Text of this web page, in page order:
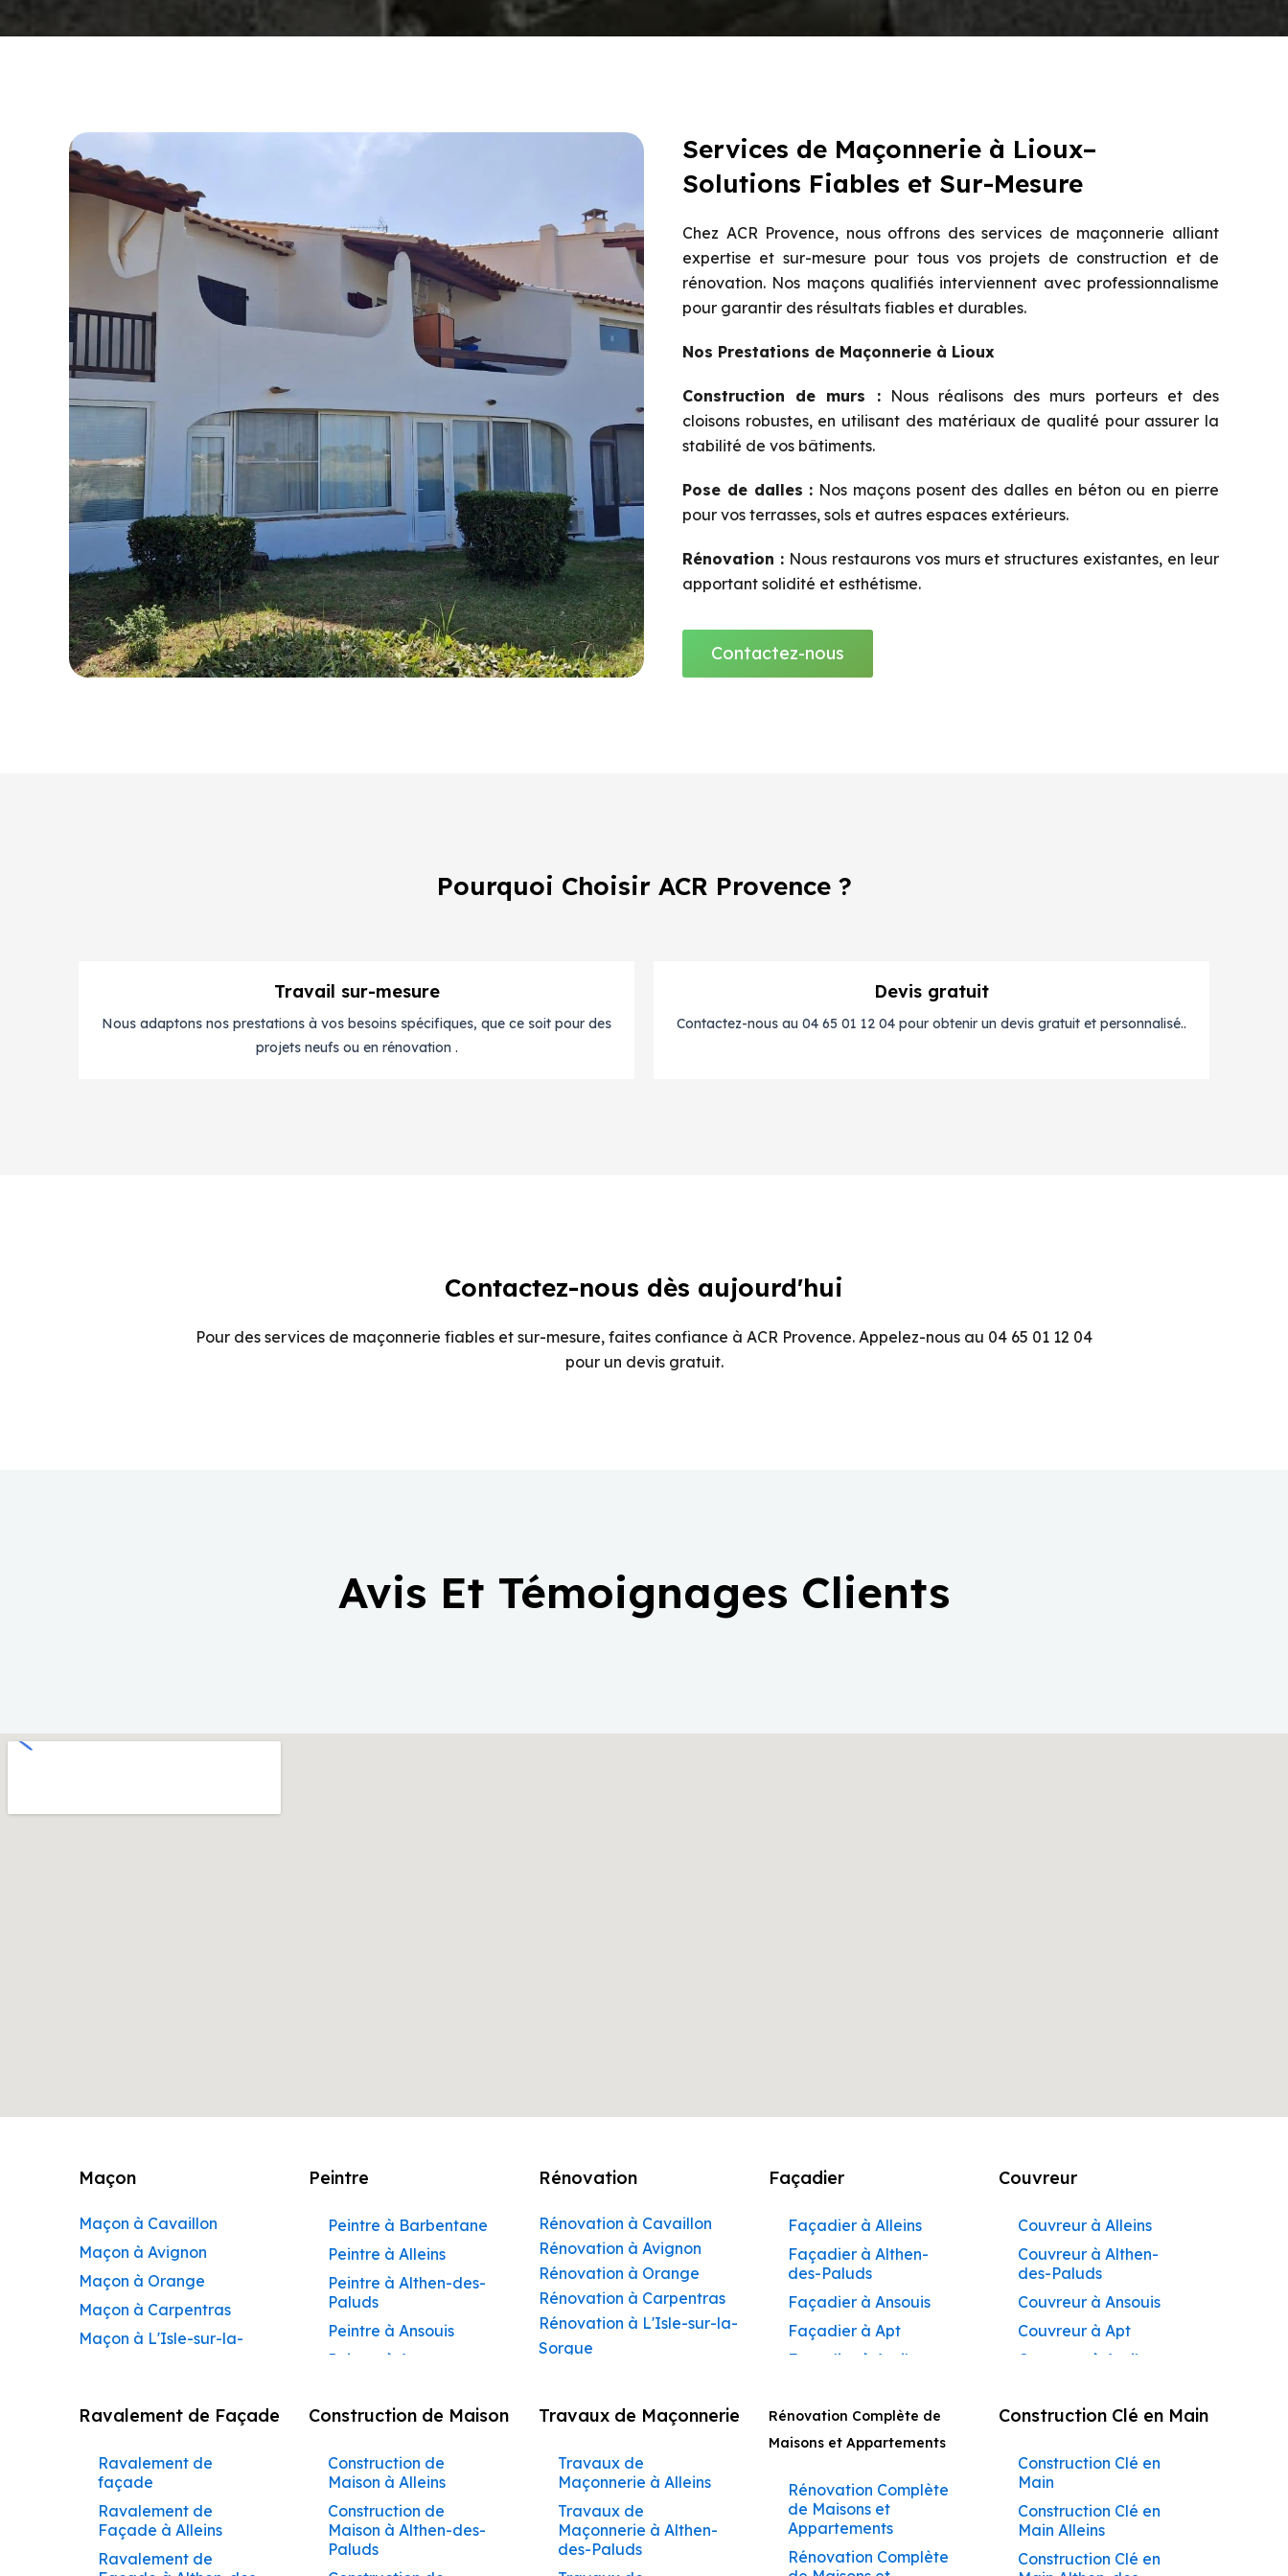
Services de Maçonnerie à Lioux–
Solutions Fiables et Sur-Mesure
Chez ACR Provence, nous offrons des services de maçonnerie alliant
expertise et sur-mesure pour tous vos projets de construction et de
rénovation. Nos maçons qualifiés interviennent avec professionnalisme
pour garantir des résultats fiables et durables.
Nos Prestations de Maçonnerie à Lioux
Construction de murs :Nous réalisons des murs porteurs et des
cloisons robustes, en utilisant des matériaux de qualité pour assurer la
stabilité de vos bâtiments.
Pose de dalles : Nos maçons posent des dalles en béton ou en pierre
pour vos terrasses, sols et autres espaces extérieurs.
Rénovation :Nous restaurons vos murs et structures existantes, en leur
apportant solidité et esthétisme.
Contactez-nous
Pourquoi Choisir ACR Provence ?
Travail sur-mesure
Nous adaptons nos prestations à vos besoins spécifiques, que ce soit pour des
projets neufs ou en rénovation .
Devis gratuit
Contactez-nous au 04 65 01 12 04 pour obtenir un devis gratuit et personnalisé..
Contactez-nous dès aujourd'hui
Pour des services de maçonnerie fiables et sur-mesure, faites confiance à ACR Provence. Appelez-nous au 04 65 01 12 04
pour un devis gratuit.
Avis Et Témoignages Clients
Maçon
Maçon à Cavaillon
Maçon à Avignon
Maçon à Orange
Maçon à Carpentras
Maçon à L'Isle-sur-la-
Maçon à Pertuis
Maçon à Le Pontet
Maçon à Vaison-la-
Romaine
Maçon à Bollène
Peintre
Peintre à Barbentane
Peintre à Alleins
Peintre à Althen-des-
Paluds
Peintre à Ansouis
Peintre à Apt
Peintre à Aurons
Peintre à Beaumettes
Peintre à Beaumont-
de-Pertuis
Peintre à Bédarrides
Rénovation
Rénovation à Cavaillon
Rénovation à Avignon
Rénovation à Orange
Rénovation à Carpentras
Rénovation à L'Isle-sur-la-
Sorgue
Rénovation à Sorgues
Rénovation à Vaison-la-
Romaine
Rénovation à Bollène
Rénovation à Monteux
Rénovation à Valréas
Façadier
Façadier à Alleins
Façadier à Althen-
des-Paluds
Façadier à Ansouis
Façadier à Apt
Façadier à Auribeau
Façadier à
AvignonFaçadier à
Barbentane
Façadier à
Beaumettes
Façadier à Beaumont-
Couvreur
Couvreur à Alleins
Couvreur à Althen-
des-Paluds
Couvreur à Ansouis
Couvreur à Apt
Couvreur à Auribeau
Couvreur à Avignon
Barbentane
Couvreur à
Beaumettes
Couvreur à Beaumont-
de-Pertuis
Ravalement de Façade
Ravalement de
façade
Ravalement de
Façade à Alleins
Ravalement de
Construction de Maison
Construction de
Maison à Alleins
Construction de
Maison à Althen-des-
Paluds
Travaux de Maçonnerie
Travaux de
Maçonnerie à Alleins
Travaux de
Maçonnerie à Althen-
des-Paluds
Rénovation Complète de
Maisons et Appartements
Rénovation Complète
de Maisons et
Appartements
Rénovation Complète
Construction Clé en Main
Construction Clé en
Main
Construction Clé en
Main Alleins
Construction Clé en